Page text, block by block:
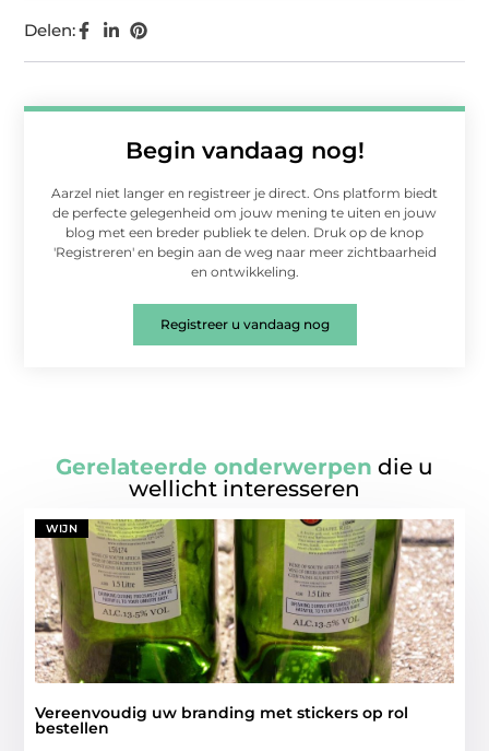
Begin vandaag nog!
Aarzel niet langer en registreer je direct. Ons platform biedt
de perfecte gelegenheid om jouw mening te uiten en jouw
blog met een breder publiek te delen. Druk op de knop
'Registreren' en begin aan de weg naar meer zichtbaarheid
en ontwikkeling.
Registreer u vandaag nog
Delen:
Gerelateerde onderwerpen die u
wellicht interesseren
WIJN
Vereenvoudig uw branding met stickers op rol
bestellen